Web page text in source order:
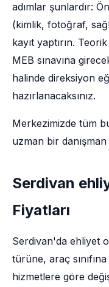
adımlar şunlardır:
(kimlik, fotoğraf,
kayıt yaptırın.
MEB sınavına
halinde direksiyon
hazırlanacaksınız.
Merkezimizde tüm
uzman bir danışman
Serdivan
Fiyatları
Serdivan'da ehliyet
türüne, araç
hizmetlere göre